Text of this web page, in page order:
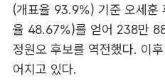
(개표율 93.9%) 기준 오세
율 48.67%)를 얻어 238만
정원오 후보를 역전했다. 이
어지고 있다.